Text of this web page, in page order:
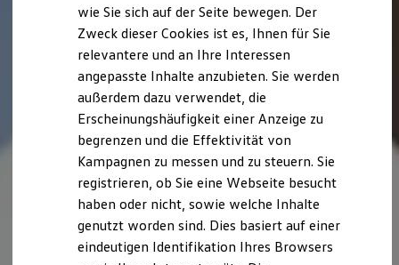
Fahrerassistenz- und Sicherheitssysteme
Kontrollleuchten
Kurzfahrprofile und Ölverdünnung
XTL-Dieselkraftstoff
Ersatzteile und Betriebsflüssigkeiten
Original Zubehör und Lifestyle Produkte
myVolkswagen
myVolkswagen Business
Elektrisch & Autonom
Elektro - & Hybridfahrzeuge
Unser Ansatz
Klimafreundlicher Strom
Reichweite & Ladelösungen
Reichweitensimulator
Ladezeitensimulator
wie Sie sich auf der Seite bewegen. Der
Zweck dieser Cookies ist es, Ihnen für Sie
relevantere und an Ihre Interessen
angepasste Inhalte anzubieten. Sie werden
außerdem dazu verwendet, die
Erscheinungshäufigkeit einer Anzeige zu
begrenzen und die Effektivität von
Kampagnen zu messen und zu steuern. Sie
registrieren, ob Sie eine Webseite besucht
haben oder nicht, sowie welche Inhalte
genutzt worden sind. Dies basiert auf einer
eindeutigen Identifikation Ihres Browsers